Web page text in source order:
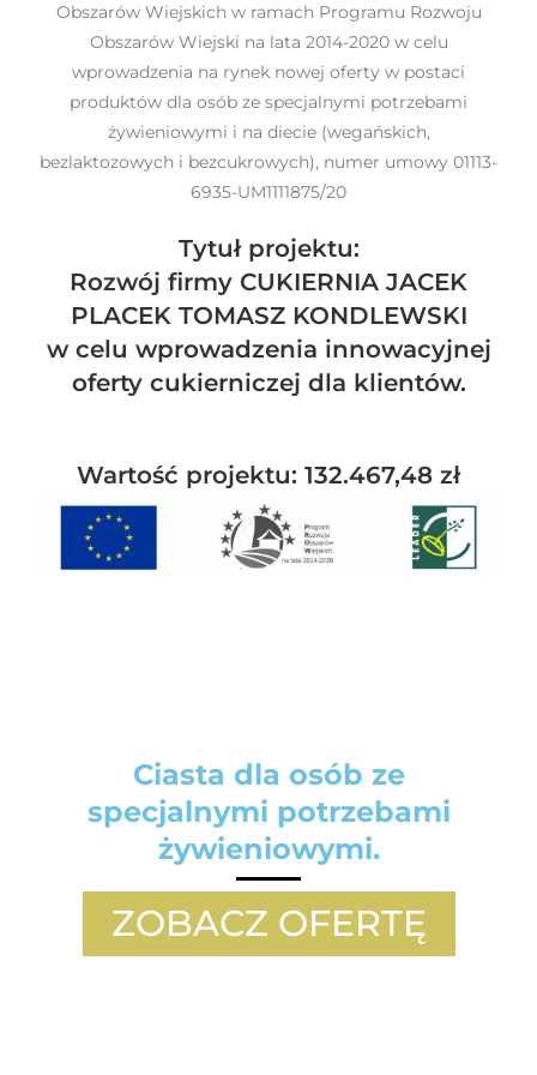
Obszarów Wiejskich w ramach Programu Rozwoju
Obszarów Wiejski na lata 2014-2020 w celu
wprowadzenia na rynek nowej oferty w postaci
produktów dla osób ze specjalnymi potrzebami
żywieniowymi i na diecie (wegańskich,
bezlaktozowych i bezcukrowych), numer umowy 01113-
6935-UM1111875/20
Tytuł projektu:
Rozwój firmy CUKIERNIA JACEK
PLACEK TOMASZ KONDLEWSKI
w celu wprowadzenia innowacyjnej
oferty cukierniczej dla klientów.
Wartość projektu: 132.467,48 zł
Ciasta dla osób ze
specjalnymi potrzebami
żywieniowymi.
ZOBACZ OFERTĘ